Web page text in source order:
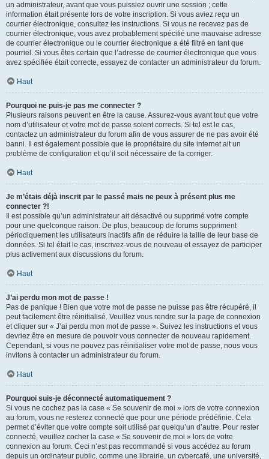
un administrateur, avant que vous puissiez ouvrir une session ; cette
information était présente lors de votre inscription. Si vous aviez reçu un
courrier électronique, consultez les instructions. Si vous ne recevez pas de
courrier électronique, vous avez probablement spécifié une mauvaise adresse
de courrier électronique ou le courrier électronique a été filtré en tant que
pourriel. Si vous êtes certain que l’adresse de courrier électronique que vous
avez spécifiée était correcte, essayez de contacter un administrateur du forum.
Haut
Pourquoi ne puis-je pas me connecter ?
Plusieurs raisons peuvent en être la cause. Assurez-vous avant tout que votre
nom d’utilisateur et votre mot de passe soient corrects. Si tel est le cas,
contactez un administrateur du forum afin de vous assurer de ne pas avoir été
banni. Il est également possible que le propriétaire du site internet ait un
problème de configuration et qu’il soit nécessaire de la corriger.
Haut
Je m’étais déjà inscrit par le passé mais ne peux à présent plus me
connecter ?!
Il est possible qu’un administrateur ait désactivé ou supprimé votre compte
pour une quelconque raison. De plus, beaucoup de forums suppriment
périodiquement les utilisateurs inactifs afin de réduire la taille de leur base de
données. Si tel était le cas, inscrivez-vous de nouveau et essayez de participer
plus activement aux discussions du forum.
Haut
J’ai perdu mon mot de passe !
Pas de panique ! Bien que votre mot de passe ne puisse pas être récupéré, il
peut facilement être réinitialisé. Veuillez vous rendre sur la page de connexion
et cliquer sur « J’ai perdu mon mot de passe ». Suivez les instructions et vous
devriez être en mesure de pouvoir vous connecter de nouveau rapidement.
Cependant, si vous ne pouvez pas réinitialiser votre mot de passe, nous vous
invitons à contacter un administrateur du forum.
Haut
Pourquoi suis-je déconnecté automatiquement ?
Si vous ne cochez pas la case « Se souvenir de moi » lors de votre connexion
au forum, vous ne resterez connecté que pour une période prédéfinie. Cela
permet d’éviter que votre compte soit utilisé par quelqu’un d’autre. Pour rester
connecté, veuillez cocher la case « Se souvenir de moi » lors de votre
connexion au forum. Ceci n’est pas recommandé si vous accédez au forum
depuis un ordinateur public, comme une librairie, un cybercafé, une université,